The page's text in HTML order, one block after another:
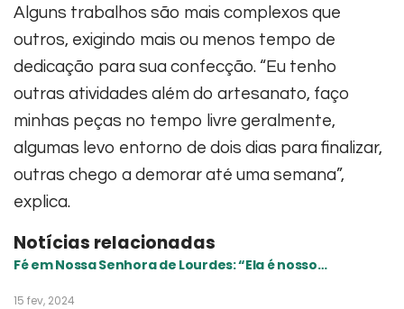
Alguns trabalhos são mais complexos que
outros, exigindo mais ou menos tempo de
dedicação para sua confecção. “Eu tenho
outras atividades além do artesanato, faço
minhas peças no tempo livre geralmente,
algumas levo entorno de dois dias para finalizar,
outras chego a demorar até uma semana”,
explica.
Notícias relacionadas
Fé em Nossa Senhora de Lourdes: “Ela é nosso…
15 fev, 2024